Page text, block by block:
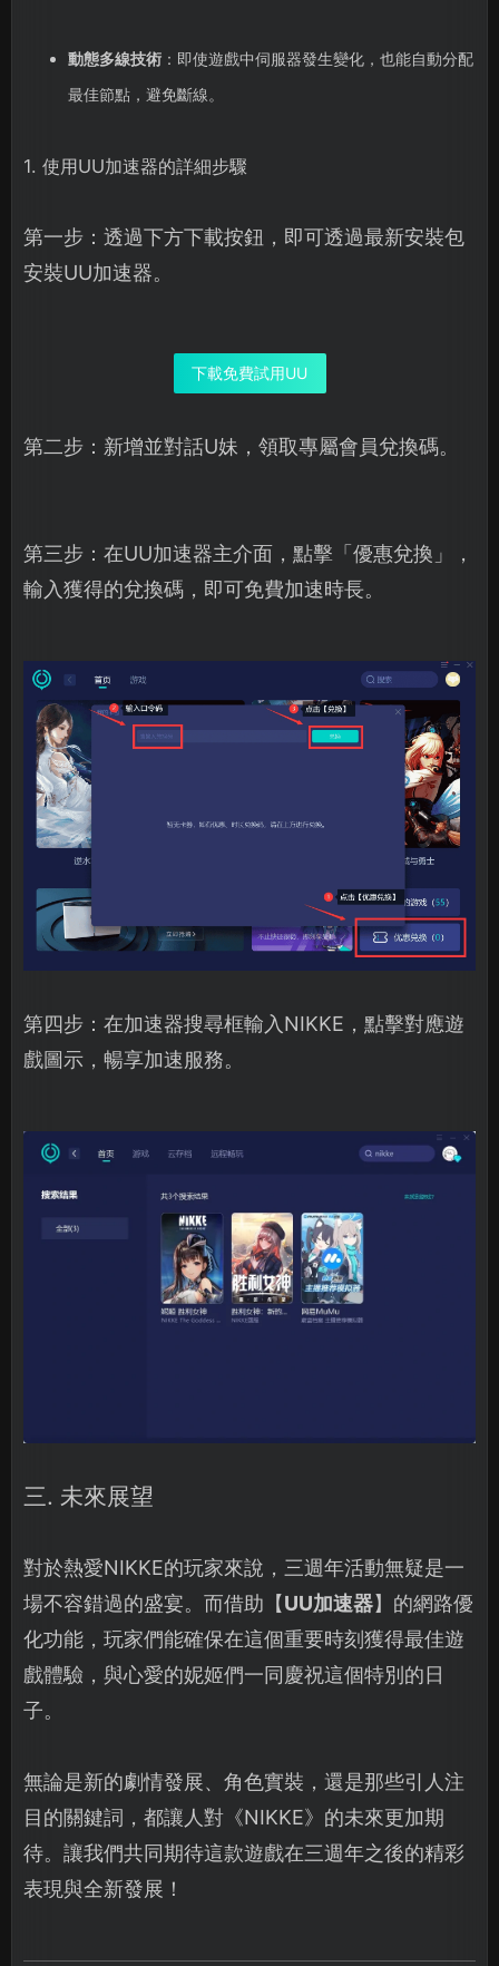
動態多線技術：即使遊戲中伺服器發生變化，也能自動分配
最佳節點，避免斷線。
1. 使用UU加速器的詳細步驟
第一步：透過下方下載按鈕，即可透過最新安裝包
安裝UU加速器。
下載免費試用UU
第二步：新增並對話U妹，領取專屬會員兌換碼。
第三步：在UU加速器主介面，點擊「優惠兌換」，
輸入獲得的兌換碼，即可免費加速時長。
第四步：在加速器搜尋框輸入NIKKE，點擊對應遊
戲圖示，暢享加速服務。
三. 未來展望
對於熱愛NIKKE的玩家來說，三週年活動無疑是一
場不容錯過的盛宴。而借助【UU加速器】的網路優
化功能，玩家們能確保在這個重要時刻獲得最佳遊
戲體驗，與心愛的妮姬們一同慶祝這個特別的日
子。
無論是新的劇情發展、角色實裝，還是那些引人注
目的關鍵詞，都讓人對《NIKKE》的未來更加期
待。讓我們共同期待這款遊戲在三週年之後的精彩
表現與全新發展！